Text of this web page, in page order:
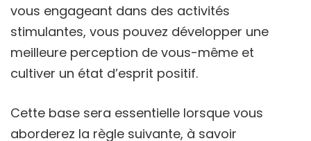
vous engageant dans des activités
stimulantes, vous pouvez développer une
meilleure perception de vous-même et
cultiver un état d’esprit positif.
Cette base sera essentielle lorsque vous
aborderez la règle suivante, à savoir